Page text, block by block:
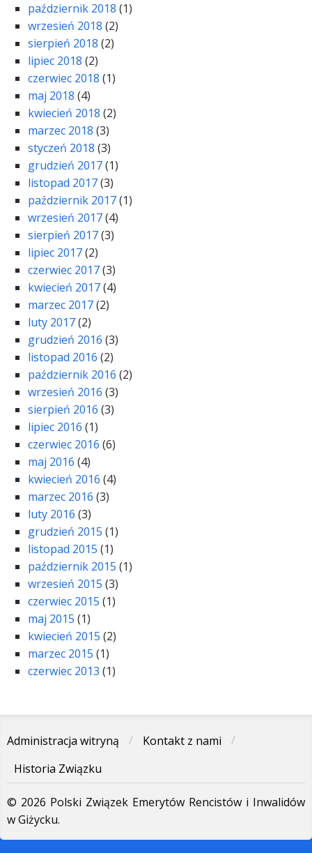
październik 2018 (1)
wrzesień 2018 (2)
sierpień 2018 (2)
lipiec 2018 (2)
czerwiec 2018 (1)
maj 2018 (4)
kwiecień 2018 (2)
marzec 2018 (3)
styczeń 2018 (3)
grudzień 2017(1)
listopad 2017(3)
październik 2017(1)
wrzesień 2017(4)
sierpień 2017(3)
lipiec 2017(2)
czerwiec 2017(3)
kwiecień 2017(4)
marzec 2017(2)
luty 2017(2)
grudzień 2016 (3)
listopad 2016 (2)
październik 2016 (2)
wrzesień 2016 (3)
sierpień 2016 (3)
lipiec 2016 (1)
czerwiec 2016 (6)
maj 2016 (4)
kwiecień 2016 (4)
marzec 2016 (3)
luty 2016 (3)
grudzień 2015 (1)
listopad 2015 (1)
październik 2015 (1)
wrzesień 2015 (3)
czerwiec 2015 (1)
maj 2015 (1)
kwiecień 2015 (2)
marzec 2015 (1)
czerwiec 2013 (1)
Administracja witryną
Kontakt z nami
Historia Związku
© 2026 Polski Związek Emerytów Rencistów i Inwalidów
w Giżycku.